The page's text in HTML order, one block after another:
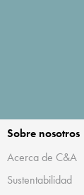
Sobre nosotros
Acerca de C&A
Sustentabilidad